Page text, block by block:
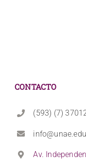
CONTACTO
(593) (7)
Av.